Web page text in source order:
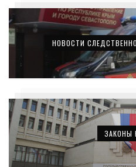
НОВОСТИ
ЗАКОНЫ